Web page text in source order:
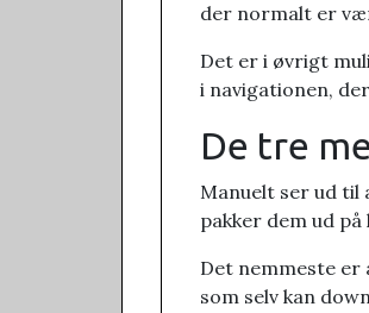
der normalt er
Det er i øvrigt
i navigationen,
De tre
Manuelt ser ud til
pakker dem ud
Det nemmeste er
som selv kan